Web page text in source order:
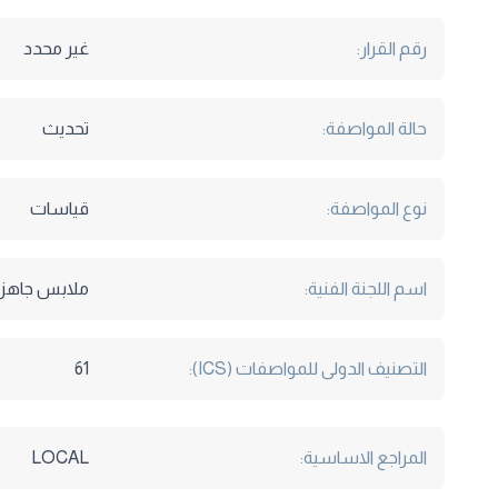
رقم القرار: غير محدد
حالة المواصفة: تحديث
نوع المواصفة: قياسات
اسم اللجنة الفنية: ملابس
التصنيف الدولى للمواصفات (ICS): 61
المراجع الاساسية: LOCAL